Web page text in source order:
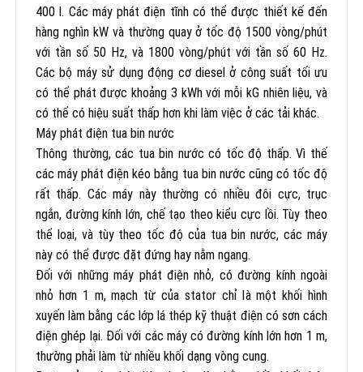
400 l. Các máy phát điện tĩnh có thể được thiết kế đến
hàng nghìn kW và thường quay ở tốc độ 1500 vòng/phút
với tần số 50 Hz, và 1800 vòng/phút với tần số 60 Hz.
Các bộ máy sử dụng động cơ diesel ở công suất tối ưu
có thể phát được khoảng 3 kWh với mỗi kG nhiên liệu, và
có thể có hiệu suất thấp hơn khi làm việc ở các tải khác.
Máy phát điện tua bin nước
Thông thường, các tua bin nước có tốc độ thấp. Vì thế
các máy phát điện kéo bằng tua bin nước cũng có tốc độ
rất thấp. Các máy này thường có nhiều đôi cực, trục
ngắn, đường kính lớn, chế tạo theo kiểu cực lồi. Tùy theo
thể loại, và tùy theo tốc độ của tua bin nước, các máy
này có thể được đặt đứng hay nằm ngang.
Đối với những máy phát điện nhỏ, có đường kính ngoài
nhỏ hơn 1 m, mạch từ của stator chỉ là một khối hình
xuyến làm bằng các lớp lá thép kỹ thuật điện có sơn cách
điện ghép lại. Đối với các máy có đường kính lớn hơn 1 m,
thường phải làm từ nhiều khối dạng vòng cung.